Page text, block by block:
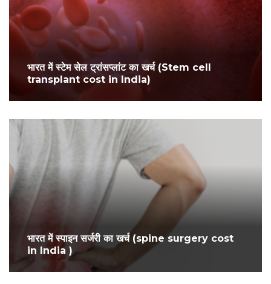
भारत में स्टेम सेल ट्रांसप्लांट का खर्च (Stem cell
transplant cost in India)
भारत में स्पाइन सर्जरी का खर्च (spine surgery cost
in India )